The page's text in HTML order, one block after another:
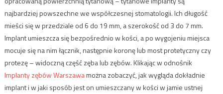
najbardziej powszechne we współczesnej stomatologii. Ich długość
mieści się w przedziale od 6 do 19 mm, a szerokość od 3 do 7 mm.
Implant umieszcza się bezpośrednio w kości, a po wygojeniu miejsca
mocuje się na nim łącznik, następnie koronę lub most protetyczny czy
protezę – widoczną część zęba lub zębów. Klikając w odnośnik
Implanty zębów Warszawamożna zobaczyć, jak wygląda dokładnie
implant i w jaki sposób jest on umieszczany w kości w jamie ustnej